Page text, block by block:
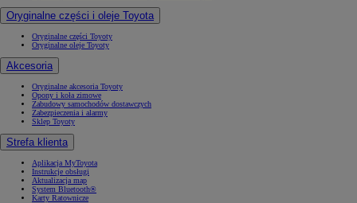
Oryginalne części i oleje Toyota
Oryginalne części Toyoty
Oryginalne oleje Toyoty
Akcesoria
Oryginalne akcesoria Toyoty
Opony i koła zimowe
Zabudowy samochodów dostawczych
Zabezpieczenia i alarmy
Sklep Toyoty
Strefa klienta
Aplikacja MyToyota
Instrukcje obsługi
Aktualizacja map
System Bluetooth®
Karty Ratownicze